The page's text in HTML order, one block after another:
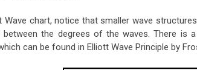
Wave chart, notice that smaller wave
between the degrees of the waves. There is
can be found in Elliott Wave Principle by